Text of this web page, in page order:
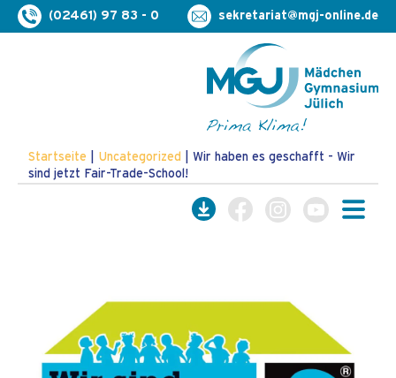
(02461) 97 83 - 0 sekretariat@mgj-online.de
Startseite Uncategorized
Wir haben es geschafft - Wir
sind jetzt Fair-Trade-School!